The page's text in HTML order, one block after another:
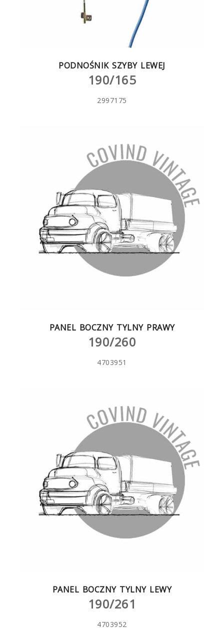
PODNOŚNIK SZYBY LEWEJ
190/165
2997175
PANEL BOCZNY TYLNY PRAWY
190/260
4703951
PANEL BOCZNY TYLNY LEWY
190/261
4703952